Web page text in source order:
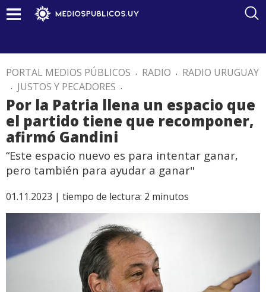
PORTAL MEDIOS PÚBLICOS . RADIO . RADIO URUGUAY
. JUSTOS Y PECADORES .
Por la Patria llena un espacio que
el partido tiene que recomponer,
afirmó Gandini
“Este espacio nuevo es para intentar ganar,
pero también para ayudar a ganar"
01.11.2023 | tiempo de lectura: 2 minutos